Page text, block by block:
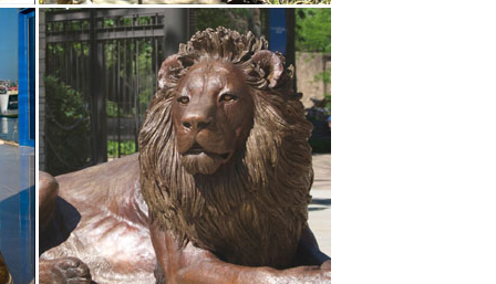
| оптовой цене можно в нашем интернет –
уже видели? На некоторых станциях
каждый день, не выходя из дома! Всё хорошо, но
Зовут ее Мухтар. Стоит она на станции